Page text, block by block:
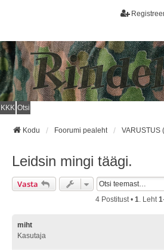
KKK Otsi
Kodu Foorumi pealeht
Leidsin mingi täägi.
Vasta
4 Postitust • 1. Leht1
miht
Kasutaja